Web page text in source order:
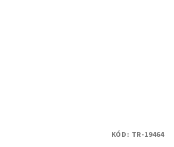
KÓD: TR-19464